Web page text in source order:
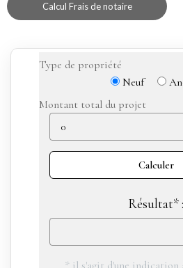
Calcul Frais de notaire